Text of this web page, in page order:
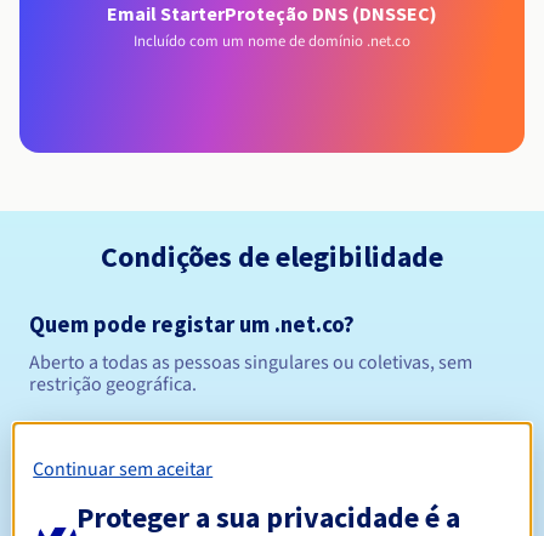
Email StarterProteção DNS (DNSSEC)
Incluído com um nome de domínio .net.co
Condições de elegibilidade
Quem pode registar um .net.co?
Aberto a todas as pessoas singulares ou coletivas, sem
restrição geográfica.
Entre 1 e 5 anos
Continuar sem aceitar
Proteger a sua privacidade é a